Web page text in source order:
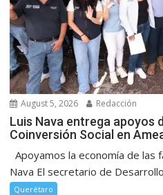
August 5, 2026 Redacción
Luis Nava entrega apoyos
Coinversión Social en
Apoyamos la economía de las
Nava El secretario de Desarrollo
Querétaro